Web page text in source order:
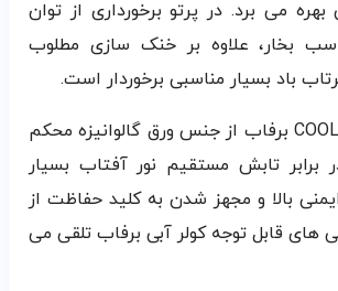
بهره می برد. در پرتو برخورداری از توان
بخار، علاوه بر خنک سازی مطلوب
باد بسیار مناسبی برخوردار است.
بدنه این مدل COOLER برفاب از جنس ورق گالوانیزه محکم
برابر تابش مستقیم نور آفتاب بسیار
بالا و مجهز شدن به کلید حفاظت از
های قابل توجه کولر آبی برفاب تلقی می